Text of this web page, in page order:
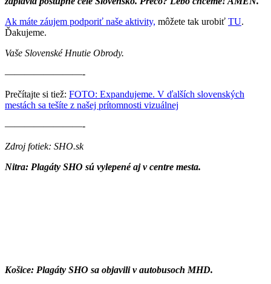
Ak máte záujem podporiť naše aktivity, môžete tak urobiť TU.
Ďakujeme.
Vaše Slovenské Hnutie Obrody.
————————-
Prečítajte si tiež: FOTO: Expandujeme. V ďalších slovenských
mestách sa tešíte z našej prítomnosti vizuálnej
————————-
Zdroj fotiek: SHO.sk
Nitra: Plagáty SHO sú vylepené aj v centre mesta.
Košice: Plagáty SHO sa objavili v autobusoch MHD.